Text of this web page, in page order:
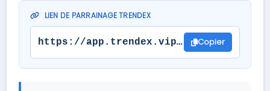
LIEN DE PARRAINAGE TRENDEX
https://app.trendex.vip/ Copier